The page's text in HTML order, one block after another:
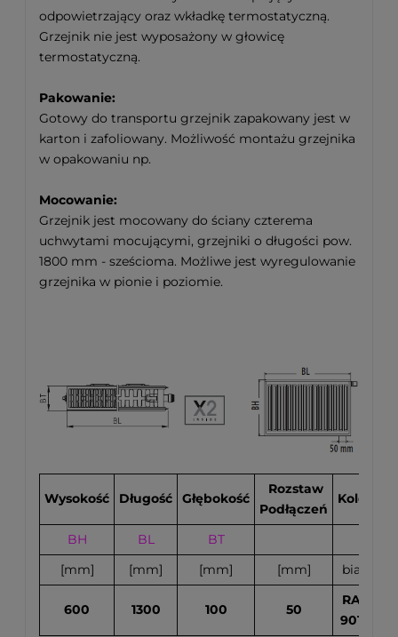
odpowietrzający oraz wkładkę termostatyczną.
Grzejnik nie jest wyposażony w głowicę
termostatyczną.
Pakowanie:
Gotowy do transportu grzejnik zapakowany jest w
karton i zafoliowany. Możliwość montażu grzejnika
w opakowaniu np.
Mocowanie:
Grzejnik jest mocowany do ściany czterema
uchwytami mocującymi, grzejniki o długości pow.
1800 mm - sześcioma. Możliwe jest wyregulowanie
grzejnika w pionie i poziomie.
Wysokość Długość Głębokość
Rozstaw
Podłączeń
Kolor
BH BL BT
[mm]
[mm] [mm] [mm] biały
600 1300 100 50
RAL
9016